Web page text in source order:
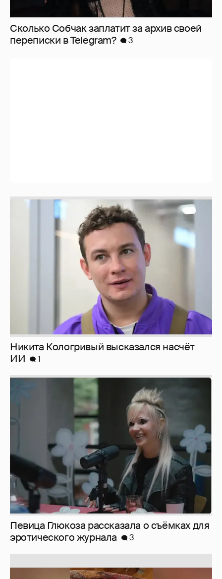
Сколько Собчак заплатит за архив своей
перeписки в Telegram?
3
Никита Кологривый высказался насчёт
Певица Глюкоза рассказала о съёмках для
эротического журнала
3